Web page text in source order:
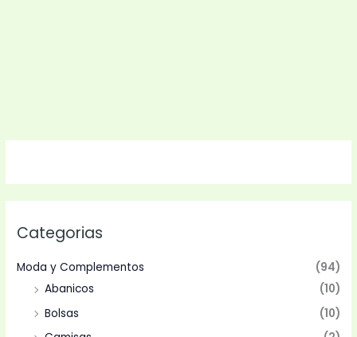
Categorias
Moda y Complementos
(94)
Abanicos
(10)
Bolsas
(10)